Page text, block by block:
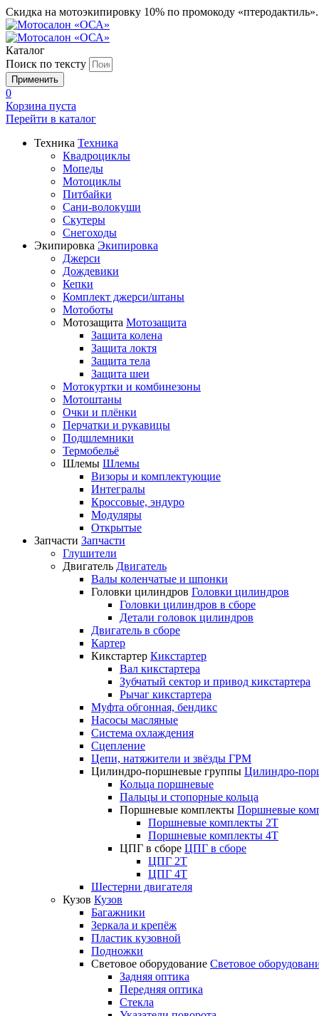
Скидка на мотоэкипировку 10% по промокоду
Каталог
Поиск по тексту
0
Корзина пуста
Перейти в каталог
Техника Техника
Квадроциклы
Мопеды
Мотоциклы
Питбайки
Сани-волокуши
Скутеры
Снегоходы
Экипировка Экипировка
Джерси
Дождевики
Кепки
Комплект джерси/штаны
Мотоботы
Мотозащита Мотозащита
Защита колена
Защита локтя
Защита тела
Защита шеи
Мотокуртки и комбинезоны
Мотоштаны
Очки и плёнки
Перчатки и рукавицы
Подшлемники
Термобельё
Шлемы Шлемы
Визоры и комплектующие
Интегралы
Кроссовые, эндуро
Модуляры
Открытые
Запчасти Запчасти
Глушители
Двигатель Двигатель
Валы коленчатые и шпонки
Головки цилиндров Головки цилиндров
Головки цилиндров в сборе
Детали головок цилиндров
Двигатель в сборе
Картер
Кикстартер Кикстартер
Вал кикстартера
Зубчатый сектор и привод кикстартера
Рычаг кикстартера
Муфта обгонная, бендикс
Насосы масляные
Система охлаждения
Сцепление
Цепи, натяжители и звёзды ГРМ
Цилиндро-поршневые группы Цилиндро-
Кольца поршневые
Пальцы и стопорные кольца
Поршневые комплекты Поршневые
Поршневые комплекты 2T
Поршневые комплекты 4T
ЦПГ в сборе ЦПГ в сборе
ЦПГ 2T
ЦПГ 4T
Шестерни двигателя
Кузов Кузов
Багажники
Зеркала и крепёж
Пластик кузовной
Подножки
Световое оборудование Световое
Задняя оптика
Передняя оптика
Стекла